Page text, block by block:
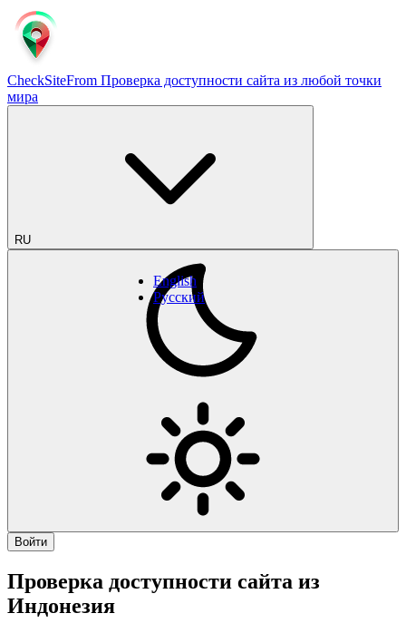
CheckSiteFrom Проверка доступности сайта из любой точки
мира
RU
English
Русский
Войти
Проверка доступности сайта из
Индонезия